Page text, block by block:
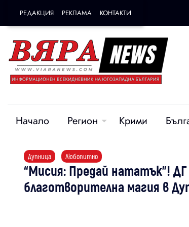
РЕДАКЦИЯ РЕКЛАМА КОНТАКТИ
Начало Регион Крими
Дупница Любопитно
“Мисия: Предай нататък”!
благотворителна магия в